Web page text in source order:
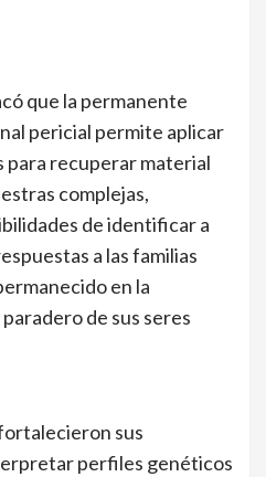
que la permanente
pericial permite aplicar
para recuperar material
complejas,
de identificar a
a las familias
en la
de sus seres
sus
perfiles genéticos